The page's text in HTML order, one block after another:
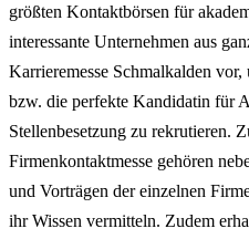
größten Kontaktbörsen für
interessante Unternehmen aus
Karrieremesse Schmalkalden
bzw. die perfekte Kandidatin für
Stellenbesetzung zu rekrutieren.
Firmenkontaktmesse gehören
und Vorträgen der einzelnen
ihr Wissen vermitteln. Zudem